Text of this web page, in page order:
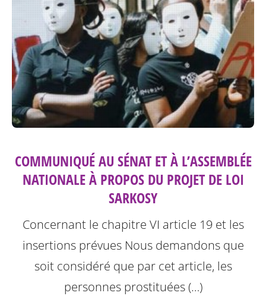
COMMUNIQUÉ AU SÉNAT ET À L’ASSEMBLÉE
NATIONALE À PROPOS DU PROJET DE LOI
SARKOSY
Concernant le chapitre VI article 19 et les
insertions prévues Nous demandons que
soit considéré que par cet article, les
personnes prostituées (…)